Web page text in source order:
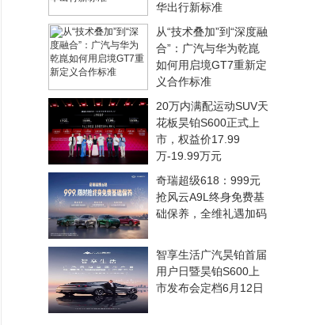
华出行新标准
从“技术叠加”到“深度融
合”：广汽与华为乾崑
如何用启境GT7重新定
义合作标准
20万内满配运动SUV天
花板昊铂S600正式上
市，权益价17.99
万-19.99万元
奇瑞超级618：999元
抢风云A9L终身免费基
础保养，全维礼遇加码
智享生活广汽昊铂首届
用户日暨昊铂S600上
市发布会定档6月12日